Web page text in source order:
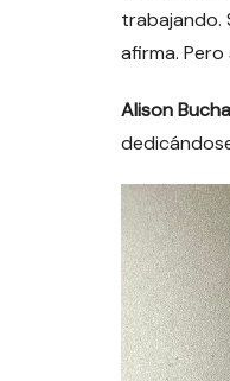
trabajando.
afirma.
Alison